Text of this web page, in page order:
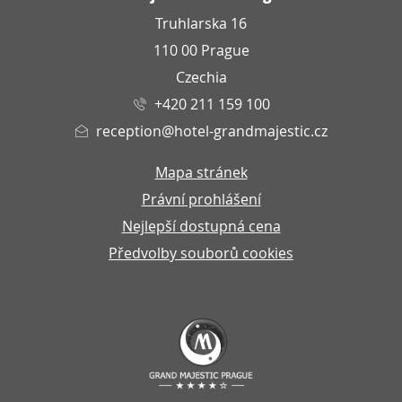
Truhlarska 16
110 00 Prague
Czechia
+420 211 159 100
reception@hotel-grandmajestic.cz
Mapa stránek
Právní prohlášení
Nejlepší dostupná cena
Předvolby souborů cookies